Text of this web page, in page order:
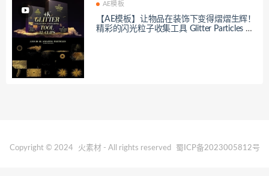
AE模板
【AE模板】让物品在装饰下变得熠熠生辉！
精彩的闪光粒子收集工具 Glitter Particles Co
Copyright © 2024 火素材- All rights reserved 蜀ICP备2023005812号